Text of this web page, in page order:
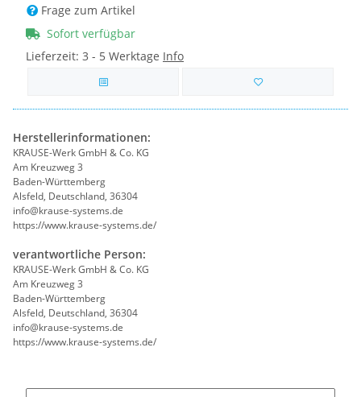
Frage zum Artikel
Sofort verfügbar
Lieferzeit: 3 - 5 Werktage Info
Herstellerinformationen:
KRAUSE-Werk GmbH & Co. KG
Am Kreuzweg 3
Baden-Württemberg
Alsfeld, Deutschland, 36304
info@krause-systems.de
https://www.krause-systems.de/
verantwortliche Person:
KRAUSE-Werk GmbH & Co. KG
Am Kreuzweg 3
Baden-Württemberg
Alsfeld, Deutschland, 36304
info@krause-systems.de
https://www.krause-systems.de/